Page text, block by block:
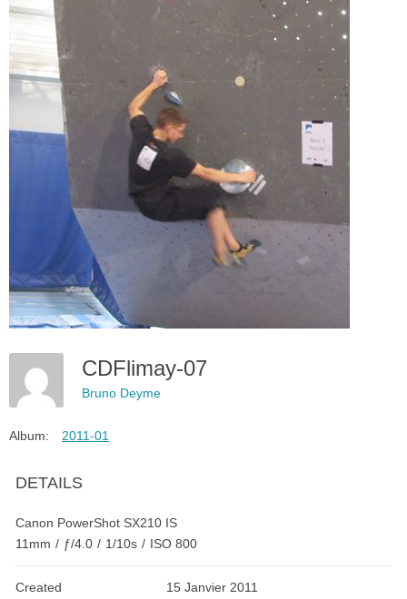
CDFlimay-07
Bruno Deyme
Album: 2011-01
DETAILS
Canon PowerShot SX210 IS
11mm / ƒ/4.0 / 1/10s / ISO 800
Created
15 Janvier 2011